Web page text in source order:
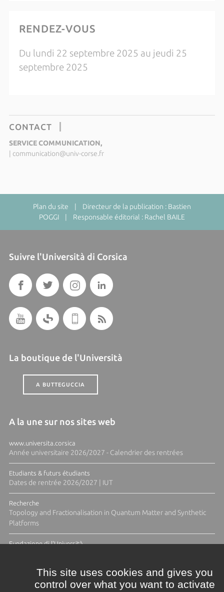
RENDEZ-VOUS
Du lundi 22 septembre 2025 au jeudi 25
septembre 2025
CONTACT
SERVICE COMMUNICATION,
communication@univ-corse.fr
Plan du site | Directeur de la publication : Bastien
POGGI | Responsable éditorial : Rachel BAILE
Suivre l'Università di Corsica
La boutique de l'Università
A BUTTEGUCCIA
A la une sur nos sites web
www.universita.corsica
Année universitaire 2026/2027 - Calendrier des rentrées
Etudiants & futurs étudiants
Dates de rentrée 2026/2027 | IUT
Recherche
Topology and Fractionalisation in Quantum Matter and Synthetic
Platforms
Fundazione di l'Università
This site uses cookies and gives you
control over what you want to activate